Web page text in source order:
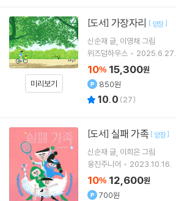
미리보기
[도서] 가장자리 [ 양장]
신순재 글 이영채 그림
위즈덤하우스
2025.6.27.
10% 15,300원
850원
10.0 (27)
[도서] 실패 가족 [ 양장]
신순재 글 이희은그림
웅진주니어
2023.10.16.
10% 12,600원
700원